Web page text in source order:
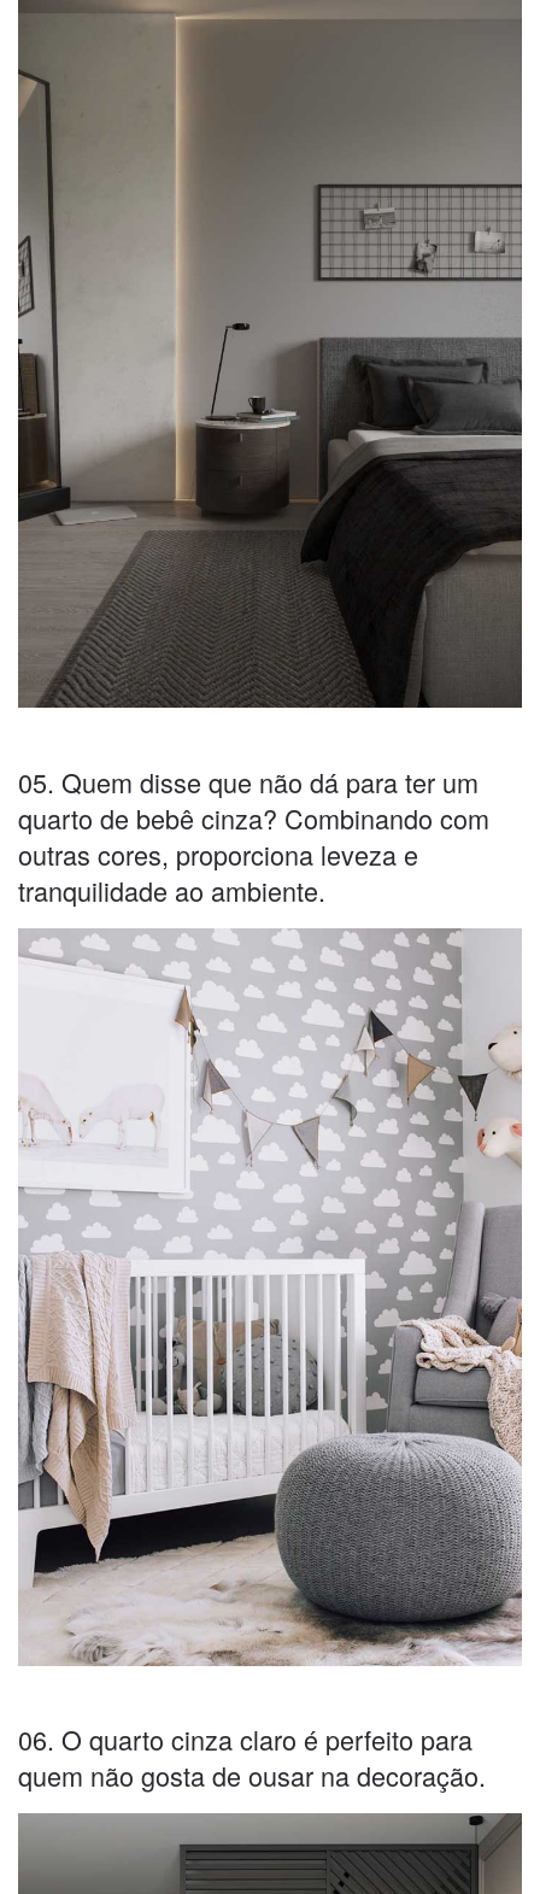
05. Quem disse que não dá para ter um
quarto de bebê cinza? Combinando com
outras cores, proporciona leveza e
tranquilidade ao ambiente.
06. O quarto cinza claro é perfeito para
quem não gosta de ousar na decoração.